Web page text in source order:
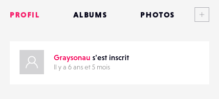
PROFIL ALBUMS PHOTOS
Graysonau s'est inscrit
Il y a 6 ans et 5 mois